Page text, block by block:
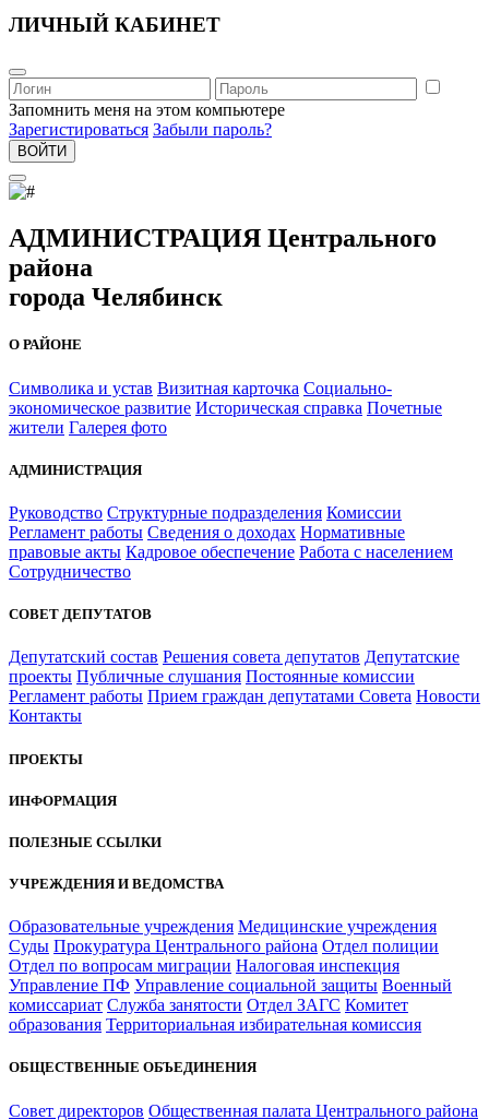
ЛИЧНЫЙ КАБИНЕТ
Запомнить меня на этом компьютере
Зарегистироваться Забыли пароль?
ВОЙТИ
АДМИНИСТРАЦИЯ Центрального
района
города Челябинск
О РАЙОНЕ
Символика и устав Визитная карточка Социально-
экономическое развитие Историческая справка Почетные
жители Галерея фото
АДМИНИСТРАЦИЯ
Руководство Структурные подразделения Комиссии
Регламент работы Сведения о доходах Нормативные
правовые акты Кадровое обеспечение Работа с населением
Сотрудничество
СОВЕТ ДЕПУТАТОВ
Депутатский состав Решения совета депутатов Депутатские
проекты Публичные слушания Постоянные комиссии
Регламент работы Прием граждан депутатами Совета Новости
Контакты
ПРОЕКТЫ
ИНФОРМАЦИЯ
ПОЛЕЗНЫЕ ССЫЛКИ
УЧРЕЖДЕНИЯ И ВЕДОМСТВА
Образовательные учреждения Медицинские учреждения
Суды Прокуратура Центрального района Отдел полиции
Отдел по вопросам миграции Налоговая инспекция
Управление ПФ Управление социальной защиты Военный
комиссариат Служба занятости Отдел ЗАГС Комитет
образования Территориальная избирательная комиссия
ОБЩЕСТВЕННЫЕ ОБЪЕДИНЕНИЯ
Совет директоров Общественная палата Центрального района